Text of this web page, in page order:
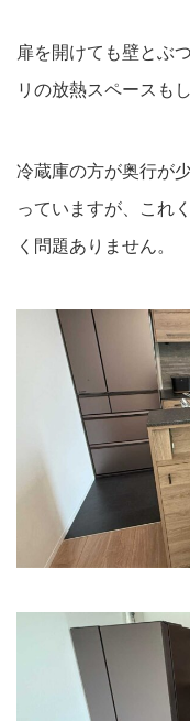
扉を開けても壁とぶ
リの放熱スペースも
冷蔵庫の方が奥行が
っていますが、これ
く問題ありません。